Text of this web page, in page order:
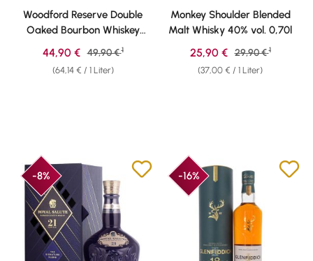
Durchschnittliche Bewertung von 4.83 von 5 Sternen
Woodford Reserve Double
Oaked Bourbon Whiskey
43,2% vol. 0,70l
(64,14 € / 1 Liter)
Verkaufspreis:
44,90 € Regulärer Preis:
49,90 € 1
Durchschnittliche Bewertung
Monkey Shoulder Blended
Malt Whisky 40% vol. 0,70l
(37,00 € / 1 Liter)
Verkaufspreis:
25,90 € Regulärer Preis:
29,90 € 1
-8% -16%